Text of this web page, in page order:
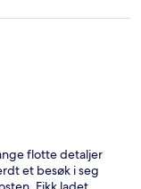
flotte detaljer
et besøk i seg